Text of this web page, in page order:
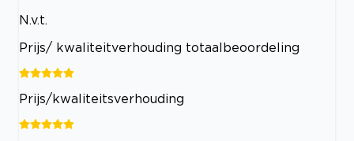
N.v.t.
Prijs/ kwaliteitverhouding totaalbeoordeling
Prijs/kwaliteitsverhouding